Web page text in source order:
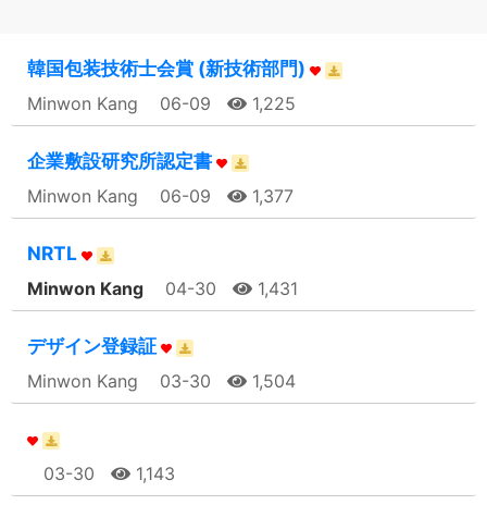
韓国包装技術士会賞 (新技術部門)
Minwon Kang 06-09 1,225
企業敷設研究所認定書
Minwon Kang 06-09 1,377
NRTL
Minwon Kang 04-30 1,431
デザイン登録証
Minwon Kang 03-30 1,504
03-30 1,143